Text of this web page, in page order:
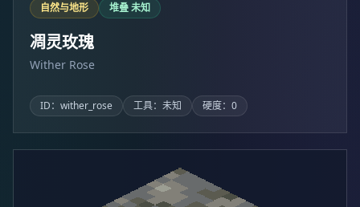
自然与地形 堆叠 未知
凋灵玫瑰
Wither Rose
ID：wither_rose 工具：未知 硬度：0